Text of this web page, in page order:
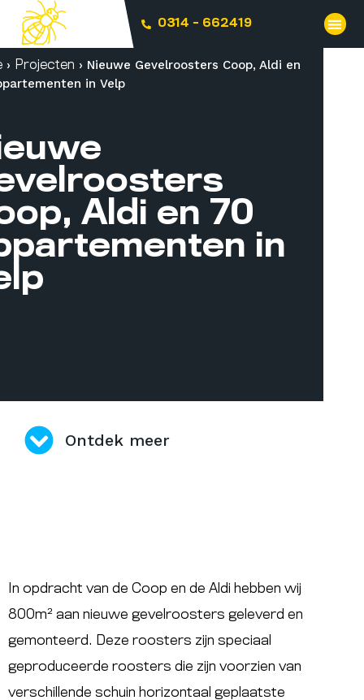
0314 - 662419
› Projecten › Nieuwe Gevelroosters Coop, Aldi en
in Velp
Aldi en 70
in
Ontdek meer
In opdracht van de Coop en de Aldi hebben wij
800m² aan nieuwe gevelroosters geleverd en
gemonteerd. Deze roosters zijn speciaal
geproduceerde roosters die zijn voorzien van
verschillende schuin horizontaal geplaatste